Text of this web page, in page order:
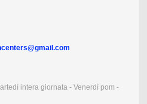
intera giornata - Venerdì pom -